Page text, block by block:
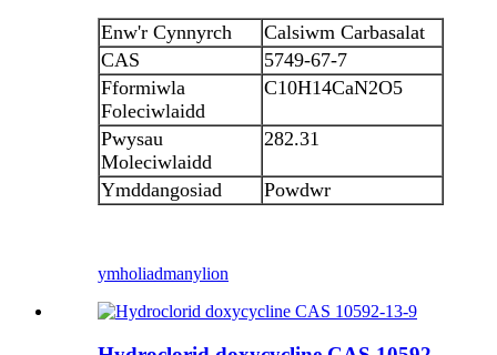
Enw'r Cynnyrch
Calsiwm Carbasalat
CAS
5749-67-7
Fformiwla
Foleciwlaidd
C10H14CaN2O5
Pwysau
Moleciwlaidd
282.31
Ymddangosiad Powdwr
ymholiadmanylion